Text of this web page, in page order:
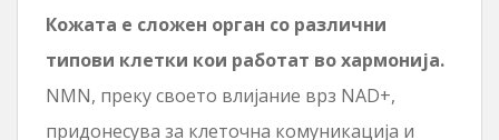
Кожата е сложен орган со различни
типови клетки кои работат во хармонија.
NMN, преку своето влијание врз NAD+,
придонесува за клеточна комуникација и